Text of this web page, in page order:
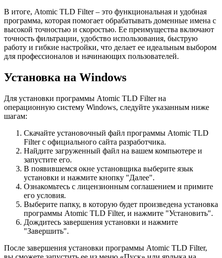
В итоге, Atomic TLD Filter – это функциональная и удобная
программа, которая помогает обрабатывать доменные имена с
высокой точностью и скоростью. Ее преимущества включают
точность фильтрации, удобство использования, быструю
работу и гибкие настройки, что делает ее идеальным выбором
для профессионалов и начинающих пользователей.
Установка на Windows
Для установки программы Atomic TLD Filter на
операционную систему Windows, следуйте указанным ниже
шагам:
Скачайте установочный файл программы Atomic TLD
Filter с официального сайта разработчика.
Найдите загруженный файл на вашем компьютере и
запустите его.
В появившемся окне установщика выберите язык
установки и нажмите кнопку "Далее".
Ознакомьтесь с лицензионным соглашением и примите
его условия.
Выберите папку, в которую будет произведена установка
программы Atomic TLD Filter, и нажмите "Установить".
Дождитесь завершения установки и нажмите
"Завершить".
После завершения установки программы Atomic TLD Filter,